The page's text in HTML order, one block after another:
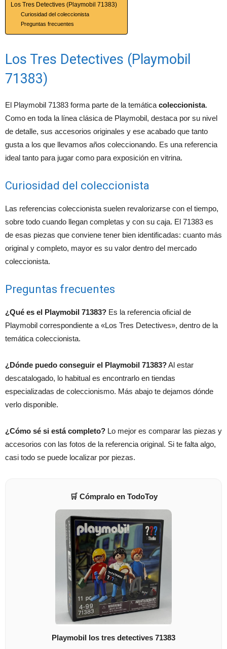
Los Tres Detectives (Playmobil 71383)
Curiosidad del coleccionista
Preguntas frecuentes
Los Tres Detectives (Playmobil
71383)
El Playmobil 71383 forma parte de la temática coleccionista.
Como en toda la línea clásica de Playmobil, destaca por su nivel
de detalle, sus accesorios originales y ese acabado que tanto
gusta a los que llevamos años coleccionando. Es una referencia
ideal tanto para jugar como para exposición en vitrina.
Curiosidad del coleccionista
Las referencias coleccionista suelen revalorizarse con el tiempo,
sobre todo cuando llegan completas y con su caja. El 71383 es
de esas piezas que conviene tener bien identificadas: cuanto más
original y completo, mayor es su valor dentro del mercado
coleccionista.
Preguntas frecuentes
¿Qué es el Playmobil 71383? Es la referencia oficial de
Playmobil correspondiente a «Los Tres Detectives», dentro de la
temática coleccionista.
¿Dónde puedo conseguir el Playmobil 71383?Al estar
descatalogado, lo habitual es encontrarlo en tiendas
especializadas de coleccionismo. Más abajo te dejamos dónde
verlo disponible.
¿Cómo sé si está completo? Lo mejor es comparar las piezas y
accesorios con las fotos de la referencia original. Si te falta algo,
casi todo se puede localizar por piezas.
🛒 Cómpralo en TodoToy
Playmobil los tres detectives 71383